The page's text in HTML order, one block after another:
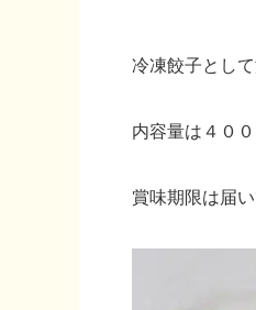
冷凍餃子とし
内容量は４００
賞味期限は届